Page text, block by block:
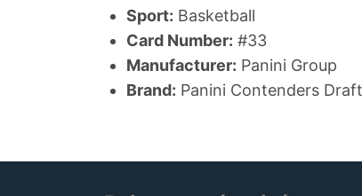
Sport: Basketball
Card Number: #33
Manufacturer: Panini Group
Brand: Panini Contenders